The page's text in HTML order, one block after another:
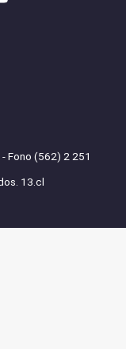
Fono (562) 2 251
13.cl